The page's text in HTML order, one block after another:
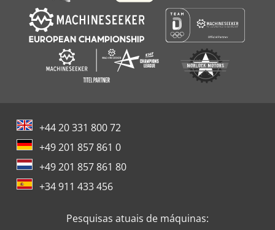
+44 20 331 800 72
+49 201 857 861 0
+49 201 857 861 80
+34 911 433 456
Pesquisas atuais de máquinas: